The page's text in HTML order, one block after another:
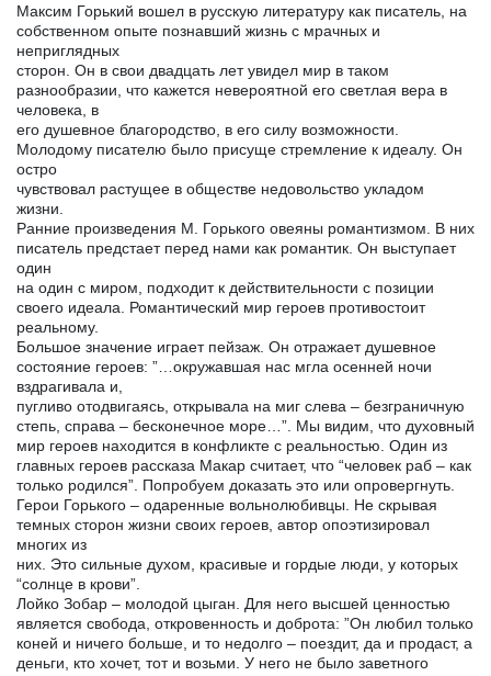
Максим Горький вошел в русскую литературу как писатель, на
собственном опыте познавший жизнь с мрачных и
неприглядных
сторон. Он в свои двадцать лет увидел мир в таком
разнообразии, что кажется невероятной его светлая вера в
человека, в
его душевное благородство, в его силу возможности.
Молодому писателю было присуще стремление к идеалу. Он
остро
чувствовал растущее в обществе недовольство укладом
жизни.
Ранние произведения М. Горького овеяны романтизмом. В них
писатель предстает перед нами как романтик. Он выступает
один
на один с миром, подходит к действительности с позиции
своего идеала. Романтический мир героев противостоит
реальному.
Большое значение играет пейзаж. Он отражает душевное
состояние героев: ”…окружавшая нас мгла осенней ночи
вздрагивала и,
пугливо отодвигаясь, открывала на миг слева – безграничную
степь, справа – бесконечное море…”. Мы видим, что духовный
мир героев находится в конфликте с реальностью. Один из
главных героев рассказа Макар считает, что “человек раб – как
только родился”. Попробуем доказать это или опровергнуть.
Герои Горького – одаренные вольнолюбивцы. Не скрывая
темных сторон жизни своих героев, автор опоэтизировал
многих из
них. Это сильные духом, красивые и гордые люди, у которых
“солнце в крови”.
Лойко Зобар – молодой цыган. Для него высшей ценностью
является свобода, откровенность и доброта: ”Он любил только
коней и ничего больше, и то недолго – поездит, да и продаст, а
деньги, кто хочет, тот и возьми. У него не было заветного